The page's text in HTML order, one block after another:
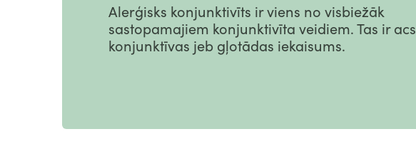
Alerģisks konjunktivīts ir viens no visbiežāk
sastopamajiem konjunktivīta veidiem. Tas ir acs
konjunktīvas jeb gļotādas iekaisums.